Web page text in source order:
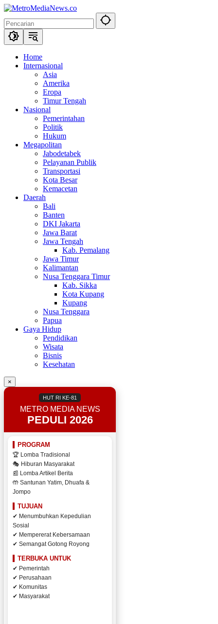
Langsung
konten
Home
Internasional
Asia
Amerika
Eropa
Timur Tengah
Nasional
Pemerintahan
Politik
Hukum
Megapolitan
Jabodetabek
Pelayanan Publik
Transportasi
Kota Besar
Kemacetan
Daerah
Bali
Banten
DKI Jakarta
Jawa Barat
Jawa Tengah
Kab. Pemalang
Jawa Timur
Kalimantan
Nusa Tenggara Timur
Kab. Sikka
Kota Kupang
Kupang
Nusa Tenggara
Papua
Gaya Hidup
Pendidikan
Wisata
Bisnis
Kesehatan
×
HUT RI KE-81
METRO MEDIA NEWS
PEDULI 2026
PROGRAM
🏆 Lomba Tradisional
🎭 Hiburan Masyarakat
📰 Lomba Artikel Berita
🤲 Santunan Yatim, Dhuafa &
Jompo
TUJUAN
✔ Menumbuhkan Kepedulian
Sosial
✔ Mempererat Kebersamaan
✔ Semangat Gotong Royong
TERBUKA UNTUK
✔ Pemerintah
✔ Perusahaan
✔ Komunitas
✔ Masyarakat